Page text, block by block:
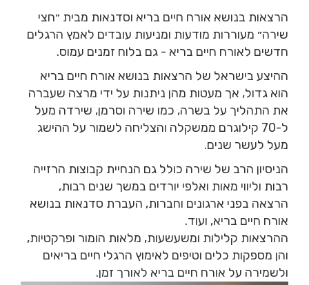
הרצאות בנושא אורח חיים בריא וסדנאות מבית ״חצי
שירה״ מעוררות מודעות ומניעות עובדים לאמץ הרגלים
חדשים לאורח חיים בריא - גם בלוח זמנים עמוס.
ההיצע בישראל של הרצאות בנושא אורח חיים בריא
הוא גדול, אך מעטות מהן ניתנות על ידי מרצה שעברה
את התהליך על בשרה, כמו שירה וסרמן, שירדה מעל
ל-70 קילוגרם ממשקלה והצליחה לשמור על ההישג
מעל לעשר שנים.
הניסיון הרב של שירה כולל גם הנחיית קבוצות הרזייה
רבות וליווי מאות ואלפי יורדים במשך שנים רבות,
הרצאה בפני ארגונים וחברות, העברת סדנאות בנושא
אורח חיים בריא, ועוד.
ההרצאות קלילות ומשעשעות, מלאות הומור ופרקטיות,
והן מספקות כלים וטיפים לאימוץ הרגלי חיים בריאים
ולשמירה על אורח חיים בריא לאורך זמן.